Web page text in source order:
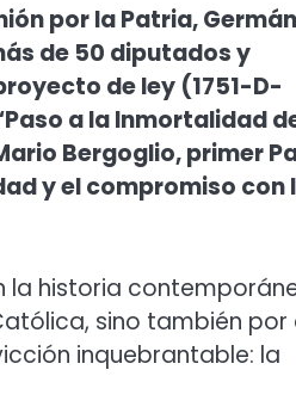
por la Patria, Germán
de 50 diputados y
de ley (1751-D-
a la Inmortalidad
Bergoglio, primer
y el compromiso con
la historia
sino también por
inquebrantable: la